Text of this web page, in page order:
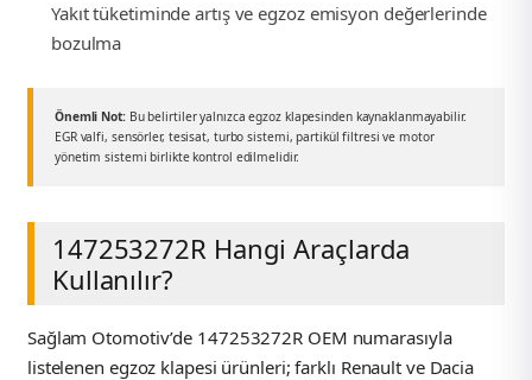
Yakıt tüketiminde artış ve egzoz emisyon değerlerinde
bozulma
Önemli Not:Bu belirtiler yalnızca egzoz klapesinden kaynaklanmayabilir.
EGR valfi, sensörler, tesisat, turbo sistemi, partikül filtresi ve motor
yönetim sistemi birlikte kontrol edilmelidir.
147253272R Hangi Araçlarda
Kullanılır?
Sağlam Otomotiv’de 147253272R OEM numarasıyla
listelenen egzoz klapesi ürünleri; farklı Renault ve Dacia